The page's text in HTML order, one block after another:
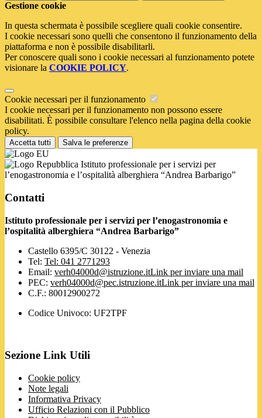
Gestione cookie
In questa schermata è possibile scegliere quali cookie consentire.
I cookie necessari sono quelli che consentono il funzionamento della
piattaforma e non è possibile disabilitarli.
Per conoscere quali sono i cookie necessari al funzionamento potete
visionare la COOKIE POLICY.
Cookie necessari per il funzionamento
I cookie necessari per il funzionamento non possono essere
disabilitati. È possibile consultare l'elenco nella pagina della cookie
policy.
Accetta tutti Salva le preferenze
Istituto professionale per i servizi per
l’enogastronomia e l’ospitalità alberghiera “Andrea Barbarigo”
Contatti
Istituto professionale per i servizi per l’enogastronomia e
l’ospitalità alberghiera “Andrea Barbarigo”
Castello 6395/C 30122 - Venezia
Tel: Tel: 041 2771293
Email: verh04000d@istruzione.itLink per inviare una mail
PEC: verh04000d@pec.istruzione.itLink per inviare una mail
C.F.: 80012900272
Codice Univoco: UF2TPF
Sezione Link Utili
Cookie policy
Note legali
Informativa Privacy
Ufficio Relazioni con il Pubblico